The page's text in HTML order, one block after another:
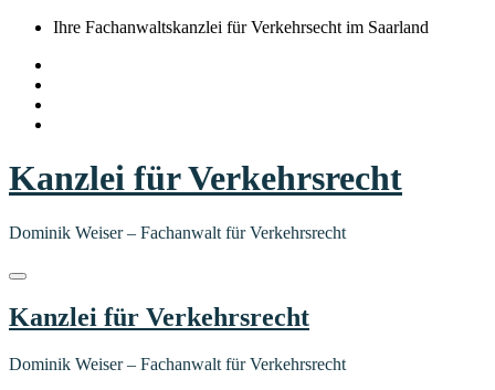
Springe
Inhalt
Ihre Fachanwaltskanzlei für Verkehrsecht im Saarland
Kanzlei für Verkehrsrecht
Dominik Weiser – Fachanwalt für Verkehrsrecht
Kanzlei für Verkehrsrecht
Dominik Weiser – Fachanwalt für Verkehrsrecht